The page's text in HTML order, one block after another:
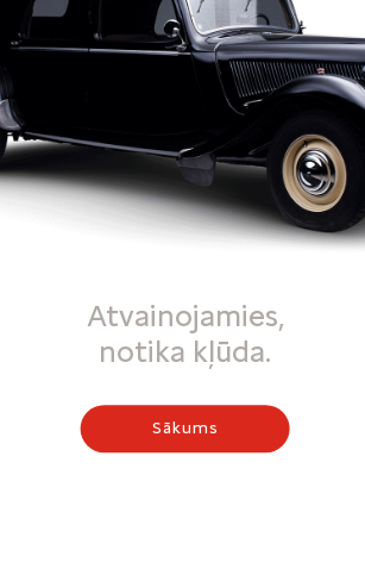
Atvainojamies,
notika kļūda.
Sākums